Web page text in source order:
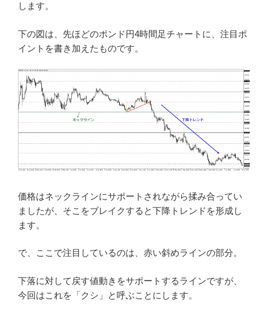
します。
下の図は、先ほどのポンド円4時間足チャートに、注目ポ
イントを書き加えたものです。
価格はネックラインにサポートされながら揉み合ってい
ましたが、そこをブレイクすると下降トレンドを形成し
ます。
で、ここで注目しているのは、赤い斜めラインの部分。
下落に対して戻す値動きをサポートするラインですが、
今回はこれを「クシ」と呼ぶことにします。